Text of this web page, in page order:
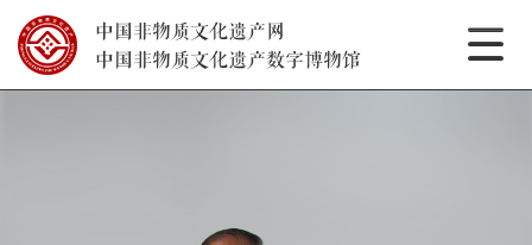
中国非物质文化遗产网
中国非物质文化遗产数字博物馆